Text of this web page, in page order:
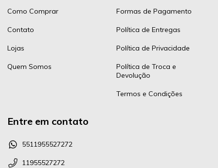
Como Comprar
Contato
Lojas
Quem Somos
Formas de Pagamento
Política de Entregas
Política de Privacidade
Política de Troca e
Devolução
Termos e Condições
Entre em contato
5511955527272
11955527272